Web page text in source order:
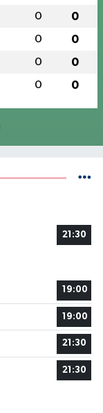
0 0
0 0
0 0
0 0
21:30
19:00
19:00
21:30
21:30